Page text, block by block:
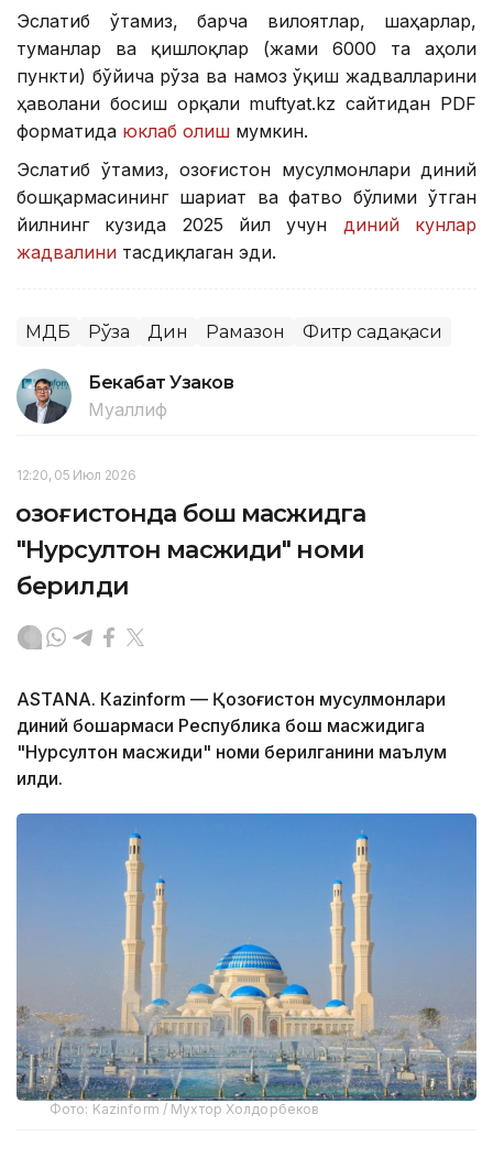
Эслатиб ўтамиз, барча вилоятлар, шаҳарлар,
туманлар ва қишлоқлар (жами 6000 та аҳоли
пункти) бўйича рўза ва намоз ўқиш жадвалларини
ҳаволани босиш орқали muftyat.kz сайтидан PDF
форматида юклаб олиш мумкин.
Эслатиб ўтамиз, Қозоғистон мусулмонлари диний
бошқармасининг шариат ва фатво бўлими ўтган
йилнинг кузида 2025 йил учун диний кунлар
жадвалини тасдиқлаган эди.
ҚМДБ Рўза Дин Рамазон Фитр садақаси
Бекабат Узаков
Муаллиф
12:20, 05 Июл 2026
Қозоғистонда бош масжидга
"Нурсултон масжиди" номи
берилди
ASTANА. Кazinform — Қозоғистон мусулмонлари
диний бошқармаси Республика бош масжидига
"Нурсултон масжиди" номи берилганини маълум
қилди.
Фото: Kazinform / Мухтор Холдорбеков